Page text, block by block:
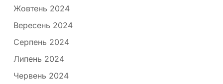
Жовтень 2024
Вересень 2024
Серпень 2024
Липень 2024
Червень 2024